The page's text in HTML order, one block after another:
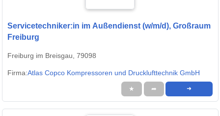
Servicetechniker:in im Außendienst (w/m/d), Großraum
Freiburg
Freiburg im Breisgau, 79098
Firma:Atlas Copco Kompressoren und Drucklufttechnik GmbH
★ ➦ ➜